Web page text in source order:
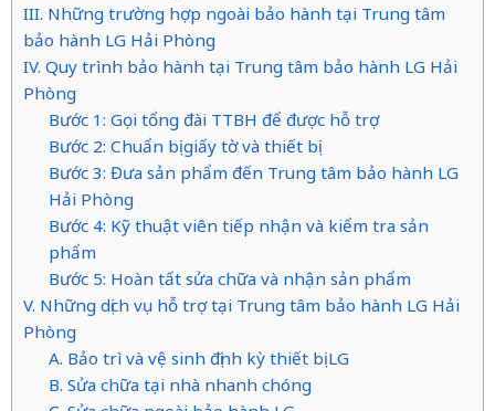
III. Những trường hợp ngoài bảo hành tại Trung tâm
bảo hành LG Hải Phòng
IV. Quy trình bảo hành tại Trung tâm bảo hành LG Hải
Phòng
Bước 1: Gọi tổng đài TTBH để được hỗ trợ
Bước 2: Chuẩn bị giấy tờ và thiết bị
Bước 3: Đưa sản phẩm đến Trung tâm bảo hành LG
Hải Phòng
Bước 4: Kỹ thuật viên tiếp nhận và kiểm tra sản
phẩm
Bước 5: Hoàn tất sửa chữa và nhận sản phẩm
V. Những dịch vụ hỗ trợ tại Trung tâm bảo hành LG Hải
Phòng
A. Bảo trì và vệ sinh định kỳ thiết bị LG
B. Sửa chữa tại nhà nhanh chóng